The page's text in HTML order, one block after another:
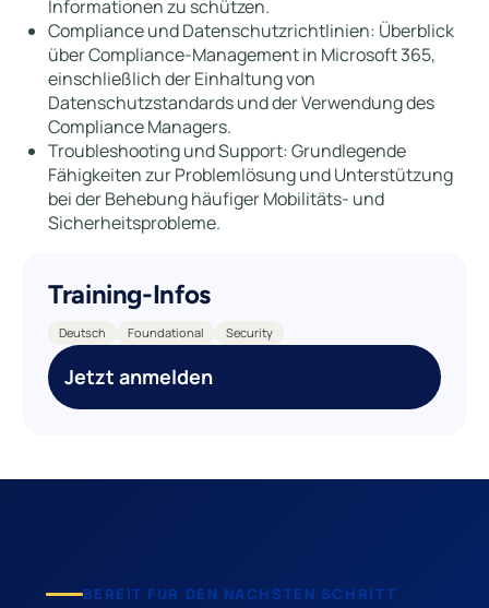
Informationen zu schützen.
Compliance und Datenschutzrichtlinien: Überblick
über Compliance-Management in Microsoft 365,
einschließlich der Einhaltung von
Datenschutzstandards und der Verwendung des
Compliance Managers.
Troubleshooting und Support: Grundlegende
Fähigkeiten zur Problemlösung und Unterstützung
bei der Behebung häufiger Mobilitäts- und
Sicherheitsprobleme.
Training-Infos
Deutsch Foundational Security
Jetzt anmelden
BEREIT FUR DEN NACHSTEN SCHRITT